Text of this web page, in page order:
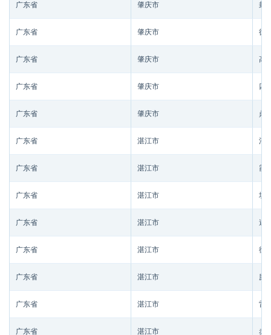
广东省 肇庆市 封
广东省 肇庆市 德
广东省 肇庆市 高
广东省 肇庆市 四
广东省 肇庆市 鼎
广东省 湛江市 湛
广东省 湛江市 霞
广东省 湛江市 坡
广东省 湛江市 遂
广东省 湛江市 徐
广东省 湛江市 廉
广东省 湛江市 雷
广东省 湛江市 赤